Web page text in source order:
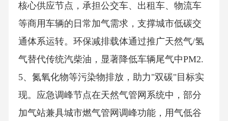
核心供应节点，承担公交车、出租车、物流车
等商用车辆的日常加气需求，支撑城市低碳交
通体系运转。环保减排载体通过推广天然气/氢
气替代传统汽柴油，显著降低车辆尾气中PM2.
5、氮氧化物等污染物排放，助力"双碳"目标实
现。应急调峰节点在天然气管网系统中，部分
加气站兼具城市燃气管网调峰功能，用气低谷